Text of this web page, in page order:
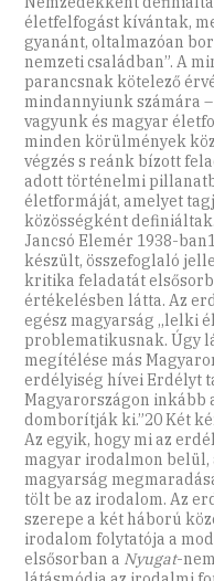
életfelfogást kívántak,
gyanánt, oltalmazóan
nemzeti családban”. A
parancsnak kötelező
mindannyiunk számára
vagyunk és magyar
minden körülmények
végzés s reánk bízott
adott történelmi
életformáját, amelyet
közösségként
Jancsó Elemér 1938-
készült, összefoglaló
kritika feladatát
értékelésben látta. Az
egész magyarság ,,lelki
problematikusnak. Úgy
megítélése más
erdélyiség hívei Erdélyt
Magyarországon inkább
domborítják ki.”20 Két
Az egyik, hogy mi az
magyar irodalmon belül,
magyarság
tölt be az irodalom. Az
szerepe a két háború
irodalom folytatója a
elsősorban a Nyugat-